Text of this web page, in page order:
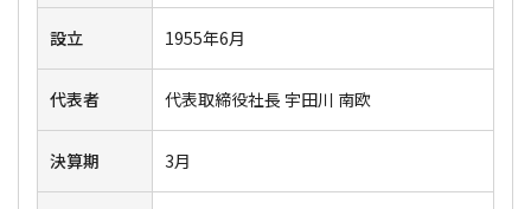
設立 1955年6月
代表者 代表取締役社長 宇田川 南欧
決算期 3月